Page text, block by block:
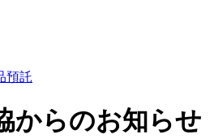
預託
からのお知らせ